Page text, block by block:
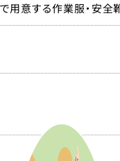
意する作業服・安全靴